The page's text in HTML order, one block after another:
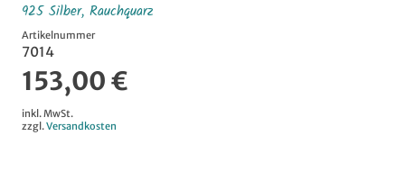
925 Silber, Rauchquarz
Artikelnummer
7014
153,00 €
inkl. MwSt.
zzgl.Versandkosten